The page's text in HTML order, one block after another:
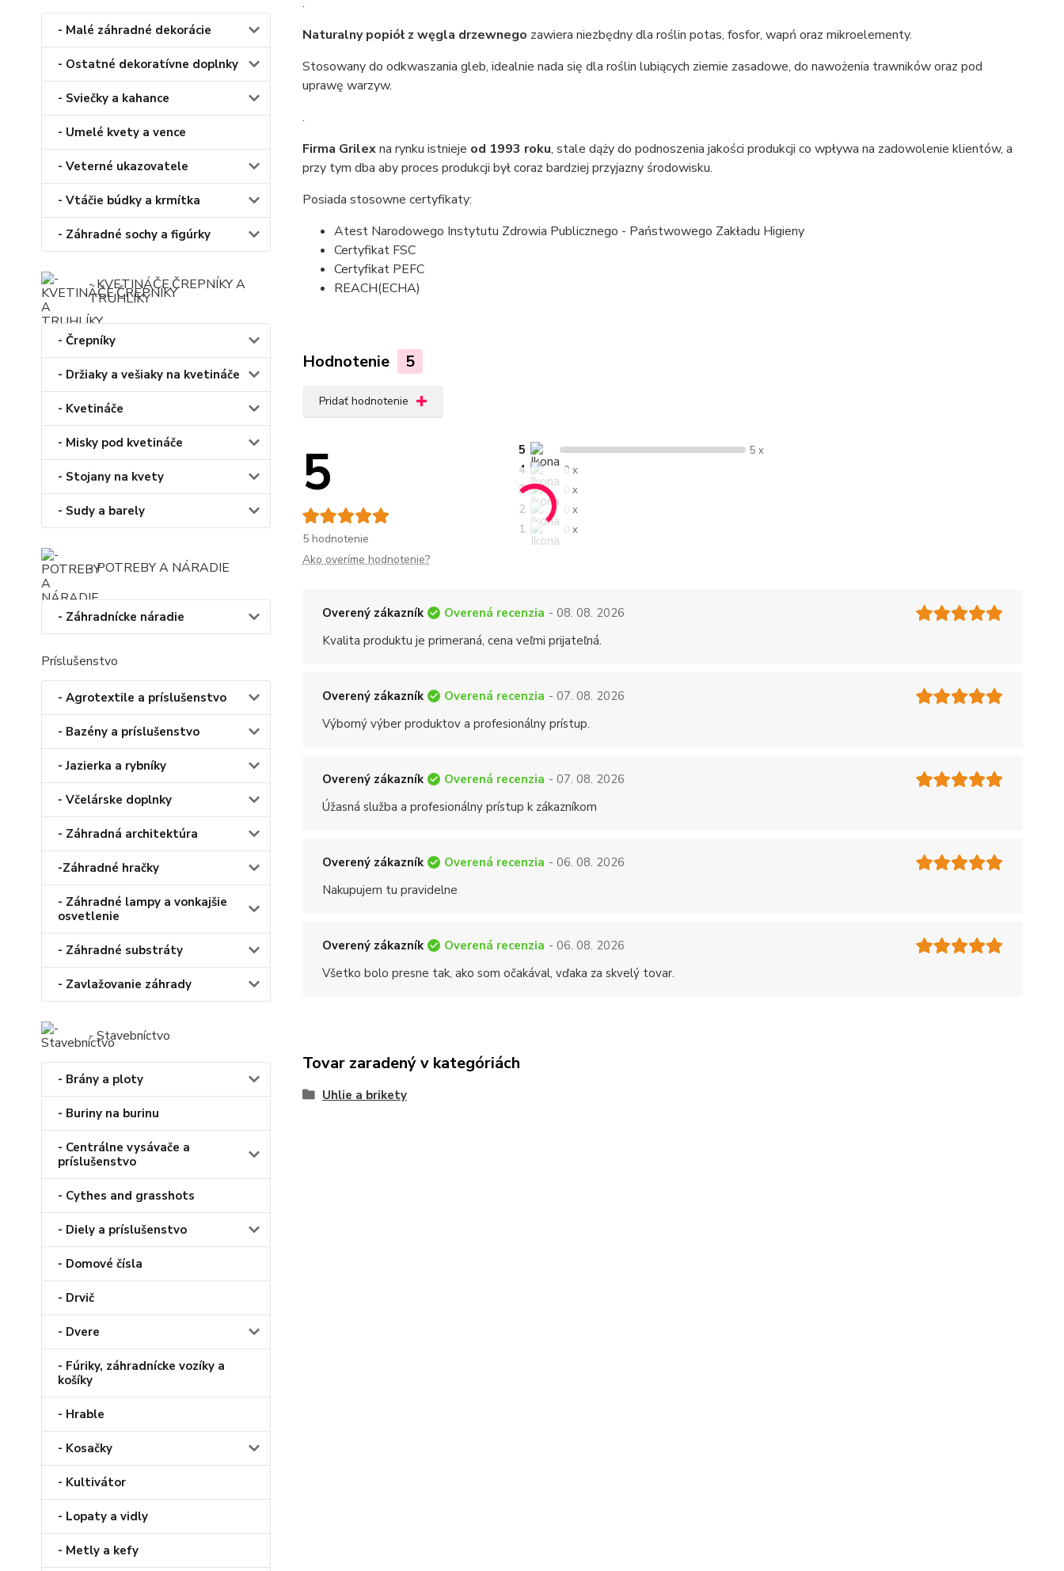
- Malé záhradné dekorácie
- Ostatné dekoratívne doplnky
- Sviečky a kahance
- Umelé kvety a vence
- Veterné ukazovatele
- Vtáčie búdky a krmítka
- Záhradné sochy a figúrky
- KVETINÁČE,ČREPNÍKY A
TRUHLÍKY
- Črepníky
- Držiaky a vešiaky na kvetináče
- Kvetináče
- Misky pod kvetináče
- Stojany na kvety
- Sudy a barely
- POTREBY A NÁRADIE
- Záhradnícke náradie
Príslušenstvo
- Agrotextile a príslušenstvo
- Bazény a príslušenstvo
- Jazierka a rybníky
- Včelárske doplnky
- Záhradná architektúra
-Záhradné hračky
- Záhradné lampy a vonkajšie
osvetlenie
- Záhradné substráty
- Zavlažovanie záhrady
- Stavebníctvo
- Brány a ploty
- Buriny na burinu
- Centrálne vysávače a
príslušenstvo
- Cythes and grasshots
- Diely a príslušenstvo
- Domové čísla
- Drvič
- Dvere
- Fúriky, záhradnícke vozíky a
košíky
- Hrable
- Kosačky
- Kultivátor
- Lopaty a vidly
- Metly a kefy
Naturalny popiół z węgla drzewnego zawiera niezbędny dla roślin potas, fosfor, wapń oraz mikroelementy.
Stosowany do odkwaszania gleb, idealnie nada się dla roślin lubiących ziemie zasadowe, do nawożenia trawników oraz pod
uprawę warzyw.
.
Firma Grilexna rynku istnieje od 1993 roku, stale dąży do podnoszenia jakości produkcji co wpływa na zadowolenie klientów, a
przy tym dba aby proces produkcji był coraz bardziej przyjazny środowisku.
Posiada stosowne certyfikaty:
Atest Narodowego Instytutu Zdrowia Publicznego - Państwowego Zakładu Higieny
Certyfikat FSC
Certyfikat PEFC
REACH(ECHA)
Hodnotenie 5
Pridať hodnotenie
5
5 hodnotenie
5 5 x
4 0 x
3 0 x
2 0 x
1 0 x
Ako overíme hodnotenie?
Overený zákazník Overená recenzia - 08. 08. 2026
Kvalita produktu je primeraná, cena veľmi prijateľná.
Overený zákazník Overená recenzia - 07. 08. 2026
Výborný výber produktov a profesionálny prístup.
Overený zákazník Overená recenzia - 07. 08. 2026
Úžasná služba a profesionálny prístup k zákazníkom
Overený zákazník Overená recenzia - 06. 08. 2026
Nakupujem tu pravidelne
Overený zákazník Overená recenzia - 06. 08. 2026
Všetko bolo presne tak, ako som očakával, vďaka za skvelý tovar.
Tovar zaradený v kategóriách
Uhlie a brikety